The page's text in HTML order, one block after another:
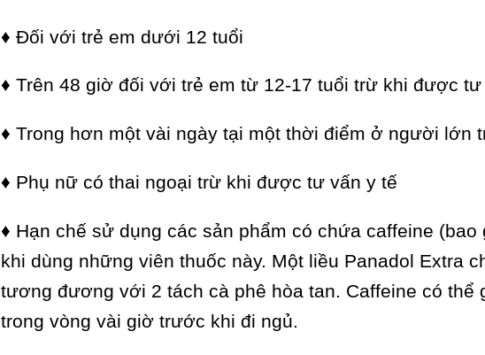
♦ Đối với trẻ em dưới 12 tuổi
♦ Trên 48 giờ đối với trẻ em từ 12-17 tuổi trừ khi được tư
♦ Trong hơn một vài ngày tại một thời điểm ở người lớn
♦ Phụ nữ có thai ngoại trừ khi được tư vấn y tế
♦ Hạn chế sử dụng các sản phẩm có chứa caffeine (bao
khi dùng những viên thuốc này. Một liều Panadol Extra
tương đương với 2 tách cà phê hòa tan. Caffeine có thể
trong vòng vài giờ trước khi đi ngủ.